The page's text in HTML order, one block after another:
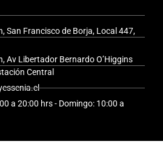
San Francisco de Borja, Local 447,
Av Libertador Bernardo O’Higgins
Central
a 20:00 hrs - Domingo: 10:00 a